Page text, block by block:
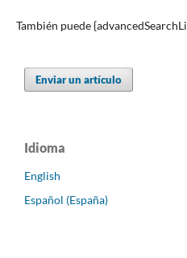
También puede
Enviar un artículo
Idioma
English
Español (España)